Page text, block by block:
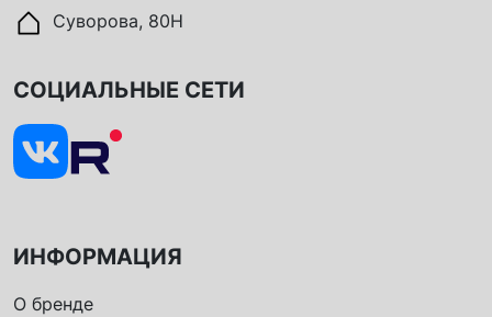
Суворова, 80Н
ИНФОРМАЦИЯ
О бренде
СОЦИАЛЬНЫЕ СЕТИ